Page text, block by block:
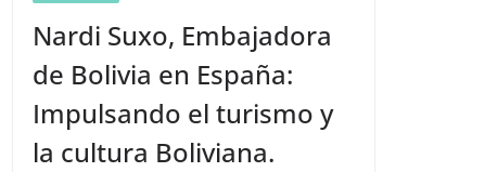
Nardi Suxo, Embajadora
de Bolivia en España:
Impulsando el turismo y
la cultura Boliviana.